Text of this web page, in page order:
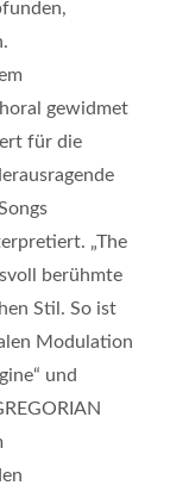
gewidmet
für die
„The
berühmte
Stil. So ist
Modulation
und